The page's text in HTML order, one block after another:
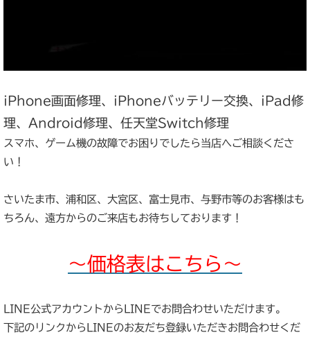
iPhone画面修理、iPhoneバッテリー交換、iPad修
理、Android修理、任天堂Switch修理
スマホ、ゲーム機の故障でお困りでしたら当店へご相談くださ
い！
さいたま市、浦和区、大宮区、富士見市、与野市等のお客様はも
ちろん、遠方からのご来店もお待ちしております！
～価格表はこちら～
LINE公式アカウントからLINEでお問合わせいただけます。
下記のリンクからLINEのお友だち登録いただきお問合わせくだ